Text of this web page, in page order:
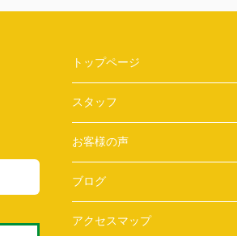
トップページ
スタッフ
お客様の声
ブログ
アクセスマップ